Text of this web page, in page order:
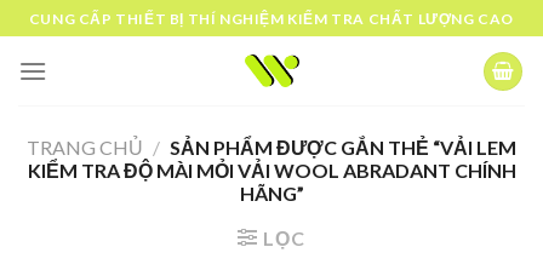
Skip
to
content
CUNG CẤP THIẾT BỊ THÍ NGHIỆM KIỂM TRA CHẤT LƯỢNG CAO
TRANG CHỦ / SẢN PHẨM ĐƯỢC GẮN THẺ “VẢI LEM
KIỂM TRA ĐỘ MÀI MỎI VẢI WOOL ABRADANT CHÍNH
HÃNG”
LỌC